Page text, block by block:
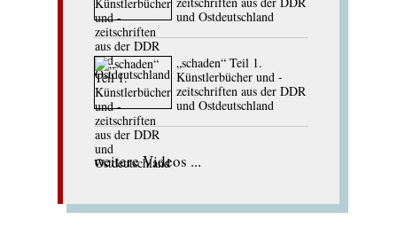
und Ostdeutschland
„schaden“ Teil 1.
Künstlerbücher und -
zeitschriften aus der DDR
und Ostdeutschland
weitere Videos ...